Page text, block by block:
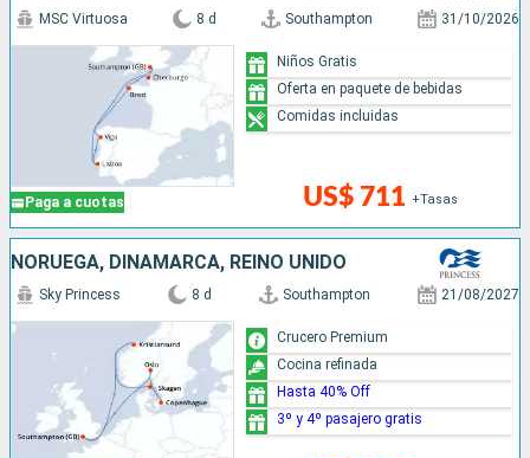
Paga a cuotas
MSC Virtuosa 8 d Southampton 31/10/2026
US$ 711 +Tasas
Niños Gratis
Oferta en paquete de bebidas
Comidas incluidas
NORUEGA, DINAMARCA, REINO UNIDO
Sky Princess 8 d Southampton 21/08/2027
Crucero Premium
Cocina refinada
Hasta 40% Off
3º y 4º pasajero gratis